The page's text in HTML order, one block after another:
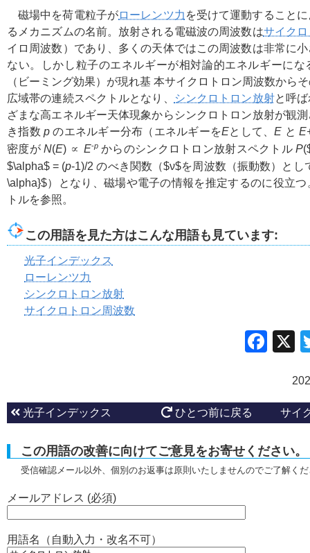
磁場中を荷電粒子がローレンツ力 を受けて運動すること
るメカニズムの名前。放射される電磁波の周波数はサイク
イロ周波数）であり、多くの天体ではこの周波数は非常に
ない。しかし粒子のエネルギーが相対論的エネルギーにな
（ビーミング効果）が現れ基 本サイクロトロン周波数から
広域帯の連続スペクトルとなり、
シンクロトロン放射と呼
ざまな高エネルギー天体現象からシンクロトロン放射が観
き指数p のエネルギー分布（エネルギーをEとして、E と
密度がN(E) ∝ E-pからのシンクロトロン放射スペクトルP(
$\alpha$ = (p-1)/2 のべき関数（$ν$を周波数（振動数）とし
\alpha}$）となり、磁場や電子の情報を推定するのに役立
トルを参照。
この用語を見た方はこんな用語も見ています:
光子インデックス
ローレンツ力
シンクロトロン放射
サイクロトロン周波数
光子インデックス ひとつ前に戻る サイ
この用語の改善に向けてご意見をお寄せください。
受信確認メール以外、個別のお返事は原則いたしませんのでご了解く
メールアドレス (必須)
用語名（自動入力・改名不可）